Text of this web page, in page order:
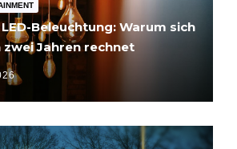
Beleuchtung: Warum sich
zwei Jahren rechnet